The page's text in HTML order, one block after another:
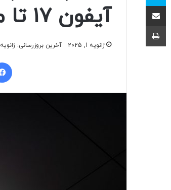
آیفون ۱۷ تا مک‌های M5
ژانویه 1, 2025 آخرین بروزرسانی: ژانویه 1, 2025